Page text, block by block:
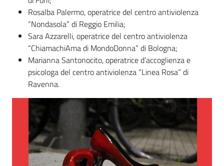
Rosalba Palermo, operatrice del centro antiviolenza
“Nondasola” di Reggio Emilia;
Sara Azzarelli, operatrice del centro antiviolenza
“ChiamachiAma di MondoDonna” di Bologna;
Marianna Santonocito, operatrice d’accoglienza e
psicologa del centro antiviolenza “Linea Rosa” di
Ravenna.